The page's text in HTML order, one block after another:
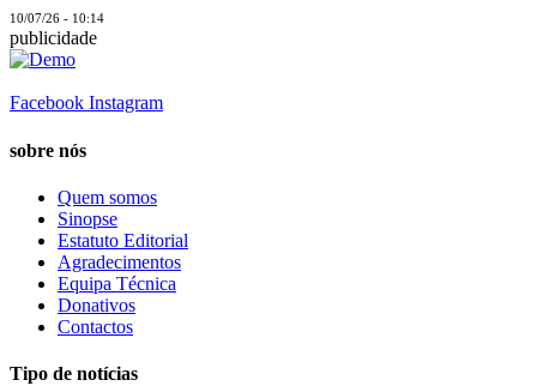
10/07/26 - 10:14
publicidade
Facebook Instagram
sobre nós
Quem somos
Sinopse
Estatuto Editorial
Agradecimentos
Equipa Técnica
Donativos
Contactos
Tipo de notícias